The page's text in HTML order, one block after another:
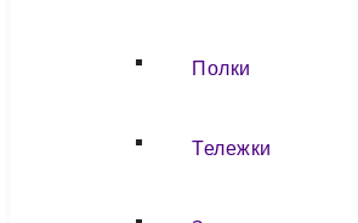
Полки
Тележки